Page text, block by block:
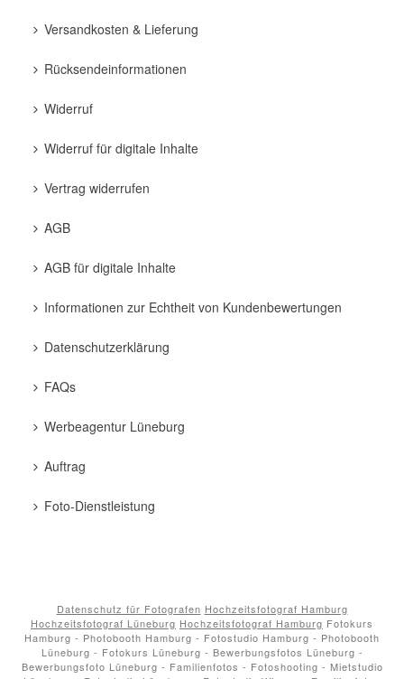
Versandkosten & Lieferung
Rücksendeinformationen
Widerruf
Widerruf für digitale Inhalte
Vertrag widerrufen
AGB
AGB für digitale Inhalte
Informationen zur Echtheit von Kundenbewertungen
Datenschutzerklärung
FAQs
Werbeagentur Lüneburg
Auftrag
Foto-Dienstleistung
Datenschutz für Fotografen Hochzeitsfotograf Hamburg
Hochzeitsfotograf Lüneburg Hochzeitsfotograf Hamburg Fotokurs
Hamburg - Photobooth Hamburg - Fotostudio Hamburg - Photobooth
Lüneburg - Fotokurs Lüneburg - Bewerbungsfotos Lüneburg -
Bewerbungsfoto Lüneburg - Familienfotos - Fotoshooting - Mietstudio